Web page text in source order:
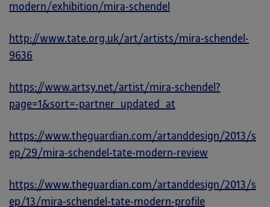
modern/exhibition/mira-schendel
http://www.tate.org.uk/art/artists/mira-schendel-
9636
https://www.artsy.net/artist/mira-schendel?
page=1&sort=-partner_updated_at
https://www.theguardian.com/artanddesign/2013/s
ep/29/mira-schendel-tate-modern-review
https://www.theguardian.com/artanddesign/2013/s
ep/13/mira-schendel-tate-modern-profile